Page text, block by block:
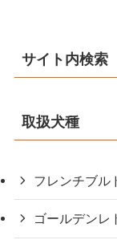
サイト内検索
取扱犬種
フレンチブル
ゴールデンレ